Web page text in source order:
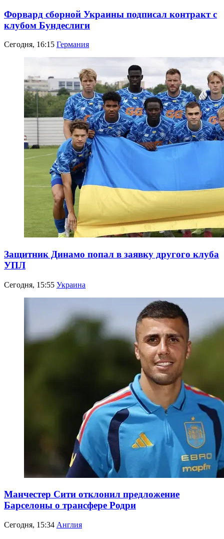
Форвард сборной Украины подписал контракт с
клубом Бундеслиги
Сегодня, 16:15 Германия
Защитник Динамо попал в заявку другого клуба
УПЛ
Сегодня, 15:55 Украина
Манчестер Сити отклонил предложение
Барселоны о трансфере Родри
Сегодня, 15:34 Англия